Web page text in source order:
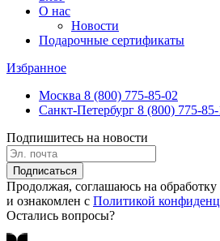
О нас
Новости
Подарочные сертификаты
Избранное
Москва 8 (800) 775-85-02
Санкт-Петербург 8 (800) 775-85-
Подпишитесь на новости
Подписаться
Продолжая, соглашаюсь на
и ознакомлен с Политикой
Остались вопросы?